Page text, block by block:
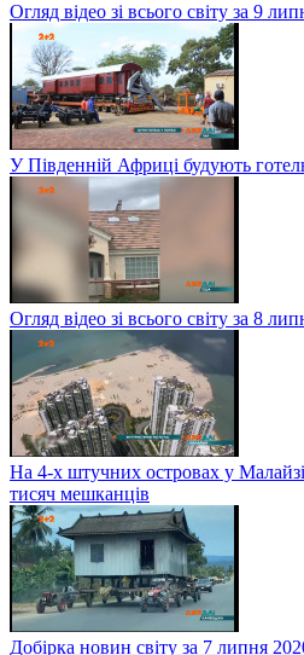
Огляд відео зі всього світу за 9
У Південній Африці будують
Огляд відео зі всього світу за 8
На 4-х штучних островах у
тисяч мешканців
Добірка новин світу за 7 липня